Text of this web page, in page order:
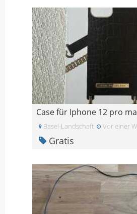
Case für Iphone 12 pro
Basel-Landschaft Vor einer
Gratis